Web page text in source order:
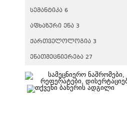
ᲡᲔᲛᲐᲜᲢᲘᲙᲐ 6
ᲐᲤᲮᲐᲖᲣᲠᲘ ᲔᲜᲐ 3
ᲥᲐᲠᲗᲕᲔᲚᲝᲚᲝᲒᲘᲐ 3
ᲔᲜᲐᲗᲛᲔᲪᲜᲘᲔᲠᲔᲑᲐ 27